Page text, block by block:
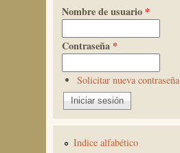
Nombre de usuario *
Contraseña *
Solicitar nueva contraseña
Indice alfabético